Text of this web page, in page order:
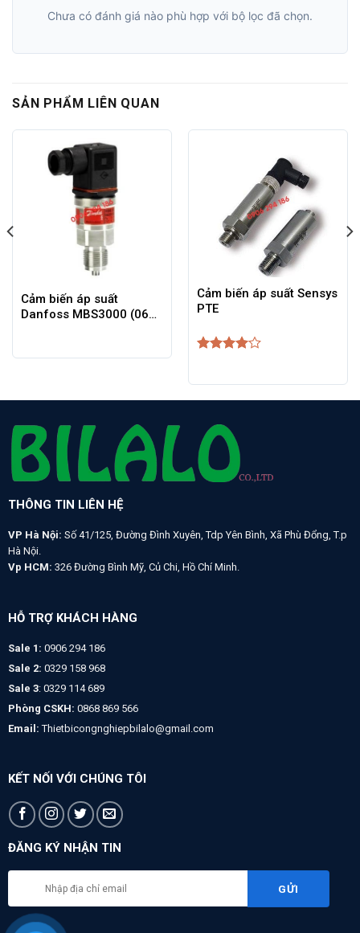
Chưa có đánh giá nào phù hợp với bộ lọc đã chọn.
SẢN PHẨM LIÊN QUAN
Cảm biến áp suất
Danfoss MBS3000 (060-
Cảm biến áp suất Sensys
PTE
45 sao
THÔNG TIN LIÊN HỆ
VP Hà Nội: Số 41/125, Đường Đình Xuyên, Tdp Yên Bình, Xã Phù Đổng, T.p
Hà Nội.
Vp HCM: 326 Đường Bình Mỹ, Củ Chi, Hồ Chí Minh.
HỖ TRỢ KHÁCH HÀNG
Sale 1: 0906 294 186
Sale 2: 0329 158 968
Sale 3: 0329 114 689
Phòng CSKH: 0868 869 566
Email: Thietbicongnghiepbilalo@gmail.com
KẾT NỐI VỚI CHÚNG TÔI
ĐĂNG KÝ NHẬN TIN